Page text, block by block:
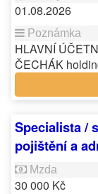
01.08.2026
HLAVNÍ
ČECHÁK
Specialista /
pojištění a
30 000 Kč